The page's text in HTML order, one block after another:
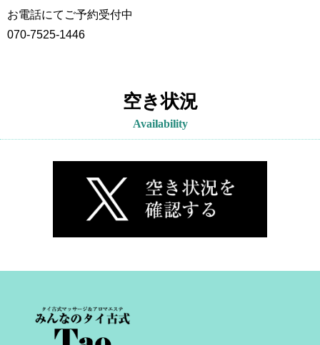
お電話にてご予約受付中
070-7525-1446
空き状況
Availability